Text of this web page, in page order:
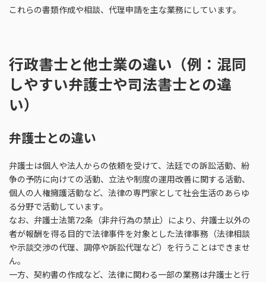
これらの書類作成や相談、代理申請を主な業務にしています。
行政書士と他士業の違い（例：混同
しやすい弁護士や司法書士との違
い）
弁護士との違い
弁護士は個人や法人からの依頼を受けて、法廷での訴訟活動、紛
争の予防に向けての活動、立法や制度の運用改善に関する活動、
個人の人権擁護活動など、法律の専門家として社会生活のあらゆ
る分野で活動しています。
なお、弁護士法第72条（非弁行為の禁止）により、弁護士以外の
者が報酬を得る目的で法律事件を対象とした法律事務（法律相談
や示談交渉の代理、調停や訴訟代理など）を行うことはできませ
ん。
一方、契約書の作成など、法律に関わる一部の業務は弁護士と行